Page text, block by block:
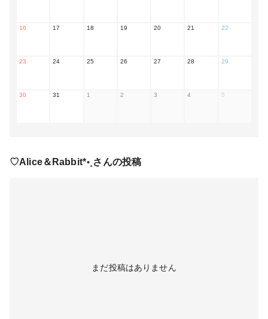
16 17 18 19 20 21 22
23 24 25 26 27 28 29
30 31 1 2 3 4 5
♡Alice＆Rabbit*॰˳ さんの投稿
まだ投稿はありません